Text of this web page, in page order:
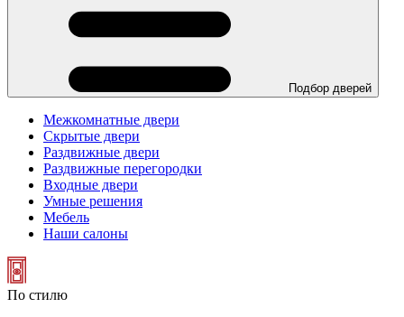
Подбор дверей
Межкомнатные двери
Скрытые двери
Раздвижные двери
Раздвижные перегородки
Входные двери
Умные решения
Мебель
Наши салоны
По стилю